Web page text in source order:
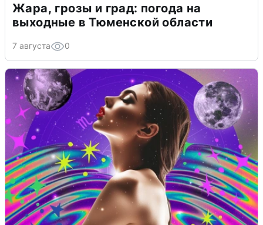
Жара, грозы и град: погода на
выходные в Тюменской области
7 августа 0